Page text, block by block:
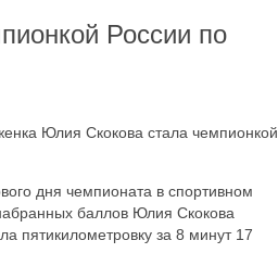
России по
Юлия Скокова стала чемпионкой
дня чемпионата в спортивном
баллов Юлия Скокова
пятикилометровку за 8 минут 17